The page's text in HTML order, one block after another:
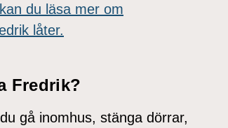
du läsa mer om
låter.
Fredrik?
gå inomhus, stänga dörrar,